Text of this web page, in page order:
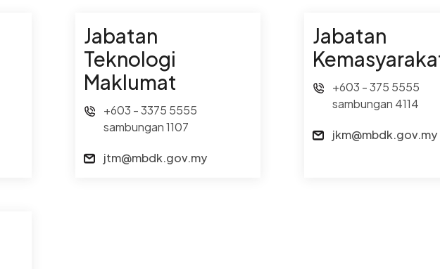
Jabatan
Teknologi
Maklumat
+603 - 3375 5555
sambungan 1107
jtm@mbdk.gov.my
Jabatan
+603 - 375 5555
sambungan 4114
jkm@mbdk.gov.my